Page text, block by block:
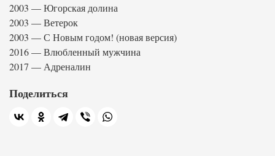
2003 — Югорская долина
2003 — Ветерок
2003 — С Новым годом! (новая версия)
2016 — Влюбленный мужчина
2017 — Адреналин
Поделиться